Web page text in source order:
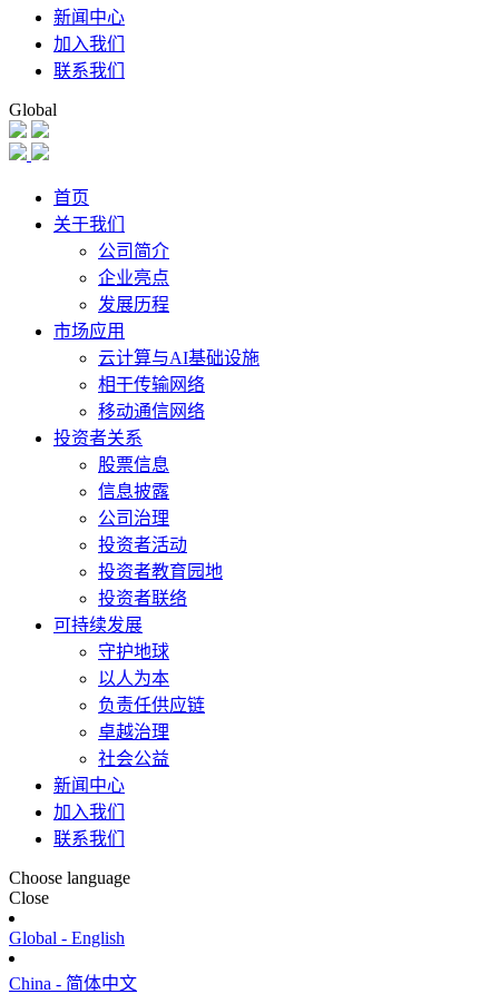
新闻中心
加入我们
联系我们
Global
首页
关于我们
公司简介
企业亮点
发展历程
市场应用
云计算与AI基础设施
相干传输网络
移动通信网络
投资者关系
股票信息
信息披露
公司治理
投资者活动
投资者教育园地
投资者联络
可持续发展
守护地球
以人为本
负责任供应链
卓越治理
社会公益
新闻中心
加入我们
联系我们
Choose language
Close
Global - English
China - 简体中文